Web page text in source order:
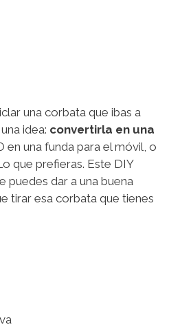
una corbata que ibas a
idea: convertirla en una
en una funda para el móvil, o
que prefieras. Este DIY
dar a una buena
tirar esa corbata que tienes